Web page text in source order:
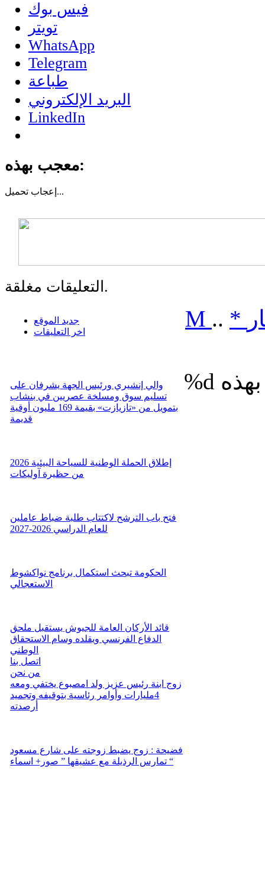
فيس بوك
تويتر
WhatsApp
Telegram
طباعة
البريد الإلكتروني
LinkedIn
معجب بهذه:
إعجاب تحميل...
التعليقات مغلقة.
جديد الموقع
اخر التعليقات
والي إنشيري ورئيس الجهة يشرفان على
تسليم سوق ومسلخة عصريين في بنشاب
بتمويل من «تازيازت» بقيمة 169 مليون أوقية
قديمة
إطلاق الحملة الوطنية للسياحة البيئية 2026
من حظيرة آوليكات
فتح باب الترشح لاكتتاب طلبة ضباط عاملين
للعام الدراسي 2026-2027
الحكومة تبحث استكمال برنامج نواكشوط
الاستعجالي
قائد الأركان العامة للجيوش يستقبل ملحق
الدفاع الفرنسي ويقلده وسام الاستحقاق
الوطني
اتصل بنا
من نحن
زوج ابنة رئيس عزيز ولد امصبوع يختفي ومعه
4مليارات وأوامر رئاسية بتوقيفه وتجميد
أرصدته
فضيحة : زوج يضبط زوجته على شارع مسعود
تمارس الرذيلة مع عشيقها ” صور+ اسماء “
M .. *
%d